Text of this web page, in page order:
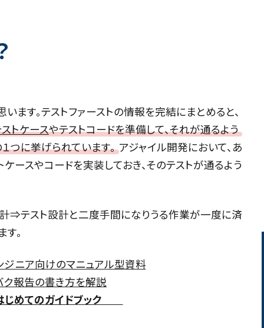
ます。テストファーストの情報を完結にまとめると、
トケースやテストコードを準備して、それが通るよう
つに挙げられています。 アジャイル開発において、あ
ースやコードを実装しておき、そのテストが通るよう
計⇒テスト設計と二度手間になりうる作業が一度に済
。
ジニア向けのマニュアル型資料
ク報告の書き方を解説
じめてのガイドブック